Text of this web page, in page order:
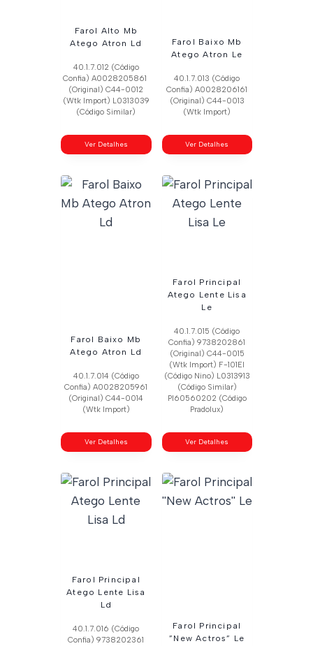
Farol Alto Mb
Atego Atron Ld
40.1.7.012 (Código
Confia) A0028205861
(Original) C44-0012
(Wtk Import) L0313039
(Código Similar)
Ver Detalhes
Farol Baixo Mb
Atego Atron Le
40.1.7.013 (Código
Confia) A0028206161
(Original) C44-0013
(Wtk Import)
Ver Detalhes
Farol Baixo Mb
Atego Atron Ld
40.1.7.014 (Código
Confia) A0028205961
(Original) C44-0014
(Wtk Import)
Ver Detalhes
Farol Principal
Atego Lente Lisa
Le
40.1.7.015 (Código
Confia) 9738202861
(Original) C44-0015
(Wtk Import) F-101El
(Código Nino) L0313913
(Código Similar)
Pl60560202 (Código
Pradolux)
Ver Detalhes
Farol Principal
Atego Lente Lisa
Ld
40.1.7.016 (Código
Confia) 9738202361
Farol Principal
”New Actros” Le